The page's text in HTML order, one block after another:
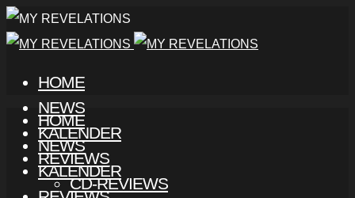
HOME
NEWS
KALENDER
REVIEWS
CD-REVIEWS
HOME
NEWS
KALENDER